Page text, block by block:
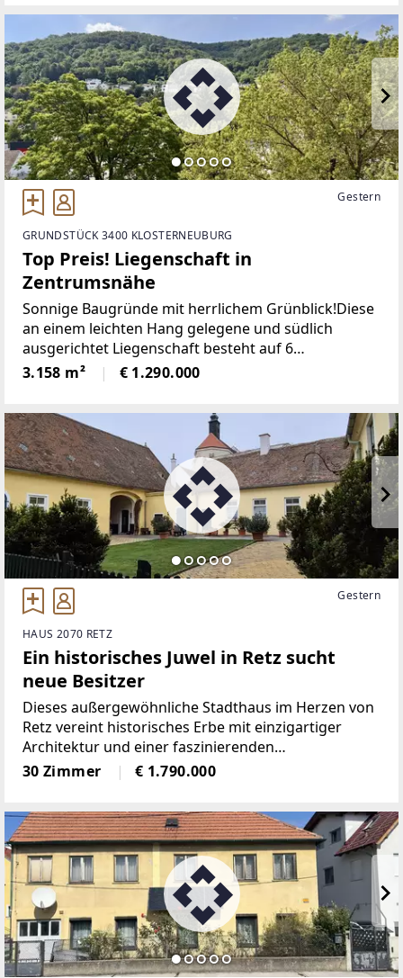
Gestern
GRUNDSTÜCK 3400 KLOSTERNEUBURG
Top Preis! Liegenschaft in
Zentrumsnähe
Sonnige Baugründe mit herrlichem Grünblick!Diese
an einem leichten Hang gelegene und südlich
ausgerichtet Liegenschaft besteht auf 6
Grundstücken (6 Grundstücksnummern) mit einer
Gesamtfläche von 3158m² (die Grundstücksgröße
3.158 m² € 1.290.000
Gestern
HAUS 2070 RETZ
Ein historisches Juwel in Retz sucht
neue Besitzer
Dieses außergewöhnliche Stadthaus im Herzen von
Retz vereint historisches Erbe mit einzigartiger
Architektur und einer faszinierenden
Geschichte.Lage und Architektur: Die Liegenschaft
befindet sich in bester Innenstadtlage
30 Zimmer € 1.790.000